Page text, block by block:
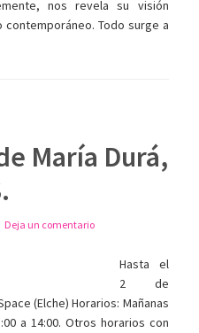
nos revela su visión
Todo surge a
María Durá,
Deja un comentario
Hasta el
2 de
(Elche) Horarios: Mañanas
a 14:00. Otros horarios con